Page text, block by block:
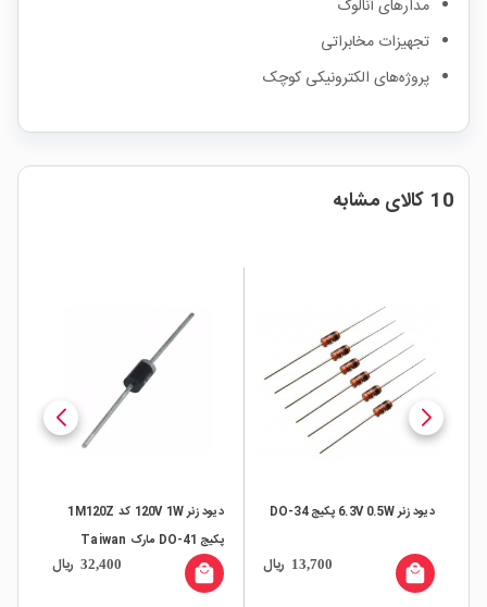
مدارهای آنالوگ
تجهیزات مخابراتی
پروژه‌های الکترونیکی کوچک
10 کالای مشابه
دیود زنر 6.3V 0.5W پکیج DO-34
13,700 ریال local_mall
دیود زنر 120V 1W کد 1M120Z
پکیج DO-41 مارک Taiwan
Semiconductor
32,400 ریال local_mall